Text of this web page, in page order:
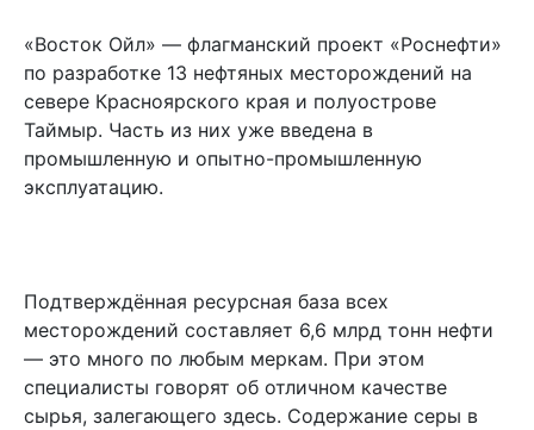
«Восток Ойл» — флагманский проект «Роснефти»
по разработке 13 нефтяных месторождений на
севере Красноярского края и полуострове
Таймыр. Часть из них уже введена в
промышленную и опытно-промышленную
эксплуатацию.
Подтверждённая ресурсная база всех
месторождений составляет 6,6 млрд тонн нефти
— это много по любым меркам. При этом
специалисты говорят об отличном качестве
сырья, залегающего здесь. Содержание серы в